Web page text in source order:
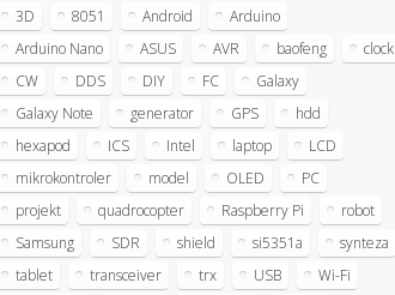
3D 8051 Android
Arduino
Arduino Nano
ASUS AVR baofeng
clock
CW
DDS DIY FC
Galaxy
Galaxy Note
generator GPS
hdd
hexapod
ICS Intel laptop
LCD
mikrokontroler
model OLED
PC
projekt
quadrocopter Raspberry Pi
robot
Samsung
SDR shield si5351a
synteza
tablet
transceiver trx USB
Wi-Fi